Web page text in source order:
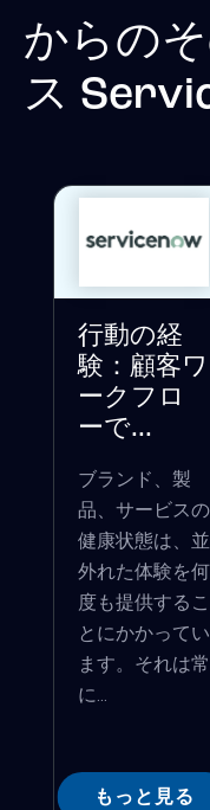
からの
ス
行動の経
験：顧客ワ
ークフロ
ーで...
ブランド、製
品、サービスの
健康状態は、並
外れた体験を何
度も提供するこ
とにかかってい
ます。それは常
に...
もっと見る